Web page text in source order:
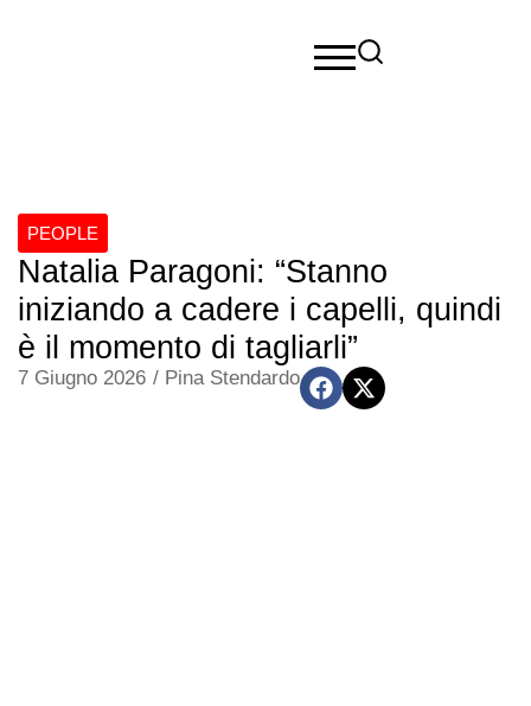
PEOPLE
Natalia Paragoni: “Stanno
iniziando a cadere i capelli, quindi
è il momento di tagliarli”
7 Giugno 2026 / Pina Stendardo